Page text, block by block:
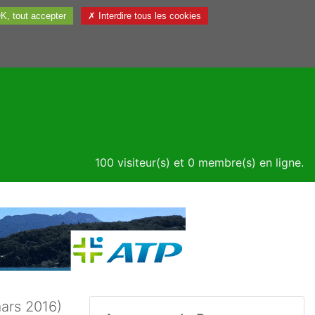
Utile
100 visiteur(s) et 0 membre(s) en ligne.
2016)
tout accepter ✗ Interdire tous les cookies